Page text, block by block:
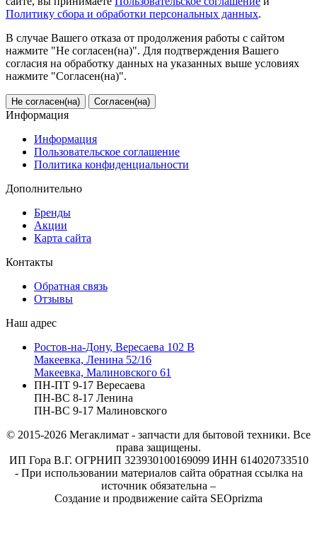
Политику сбора и обработки персональных данных.
В случае Вашего отказа от продолжения работы с сайтом
нажмите "Не согласен(на)". Для подтверждения Вашего
согласия на обработку данных на указанных выше условиях
нажмите "Согласен(на)".
Не согласен(на) Согласен(на)
Информация
Информация
Пользовательское соглашение
Политика конфиденциальности
Дополнительно
Бренды
Акции
Карта сайта
Контакты
Обратная связь
Отзывы
Наш адрес
Ростов-на-Дону, Вересаева 102 В
Макеевка, Ленина 52/16
Макеевка, Малиновского 61
ПН-ПТ 9-17 Вересаева
ПН-ВС 8-17 Ленина
ПН-ВС 9-17 Малиновского
© 2015-2026 Мегаклимат - запчасти для бытовой техники. Все
права защищены.
ИП Гора В.Г. ОГРНИП 323930100169099 ИНН 614020733510
- При использовании материалов сайта обратная ссылка на
источник обязательна –
Создание и продвижение сайта SEOprizma